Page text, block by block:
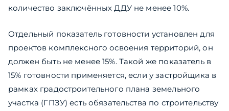
количество заключённых ДДУ не менее 10%.
Отдельный показатель готовности установлен для
проектов комплексного освоения территорий, он
должен быть не менее 15%. Такой же показатель в
15% готовности применяется, если у застройщика в
рамках градостроительного плана земельного
участка (ГПЗУ) есть обязательства по строительству